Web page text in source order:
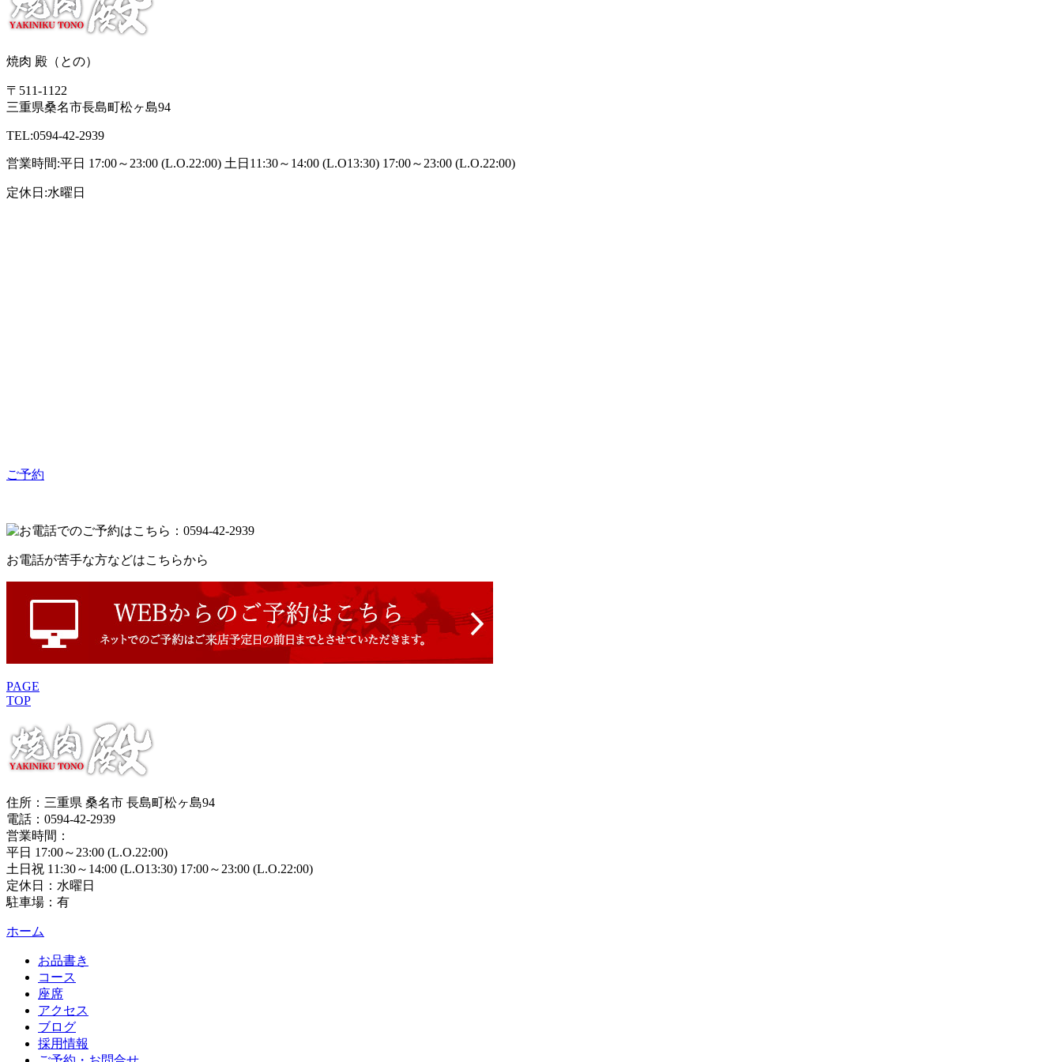
焼肉 殿（との）
〒511-1122
三重県桑名市長島町松ヶ島94
TEL:0594-42-2939
営業時間:平日 17:00～23:00 (L.O.22:00) 土日11:30～14:00 (L.O13:30) 17:00～23:00 (L.O.22:00)
定休日:水曜日
ご予約
お電話が苦手な方などはこちらから
PAGE
TOP
住所：三重県 桑名市 長島町松ヶ島94
電話：0594-42-2939
営業時間：
平日 17:00～23:00 (L.O.22:00)
土日祝 11:30～14:00 (L.O13:30) 17:00～23:00 (L.O.22:00)
定休日：水曜日
駐車場：有
ホーム
お品書き
コース
座席
アクセス
ブログ
採用情報